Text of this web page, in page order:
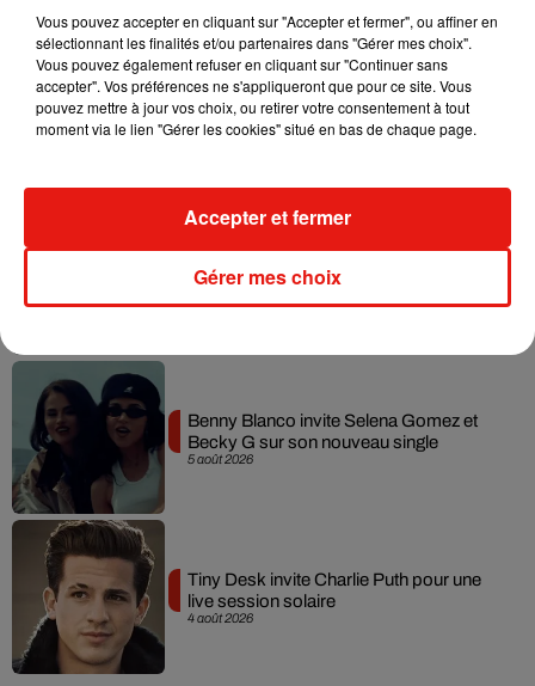
7 août 2026
Tayc et Didi B dévoilent le single le plus
dansant de l’année
collaboration tant attendue
5 août 2026
Benny Blanco invite Selena Gomez et
Becky G sur son nouveau single
4 août 2026
Tiny Desk invite Charlie Puth pour une
live session solaire
Vous pouvez accepter en cliquant sur "Accepter et fermer", ou affiner en
sélectionnant les finalités et/ou partenaires dans "Gérer mes choix".
Vous pouvez également refuser en cliquant sur "Continuer sans
accepter". Vos préférences ne s'appliqueront que pour ce site. Vous
pouvez mettre à jour vos choix, ou retirer votre consentement à tout
moment via le lien "Gérer les cookies" situé en bas de chaque page.
Gérer mes choix
Accepter et fermer